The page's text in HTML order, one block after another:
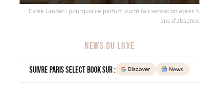
Estée Lauder : pourquoi ce parfum sucré fait sensation après 5
ans d'absence
NEWS DU LUXE
Suivre Paris Select Book sur :